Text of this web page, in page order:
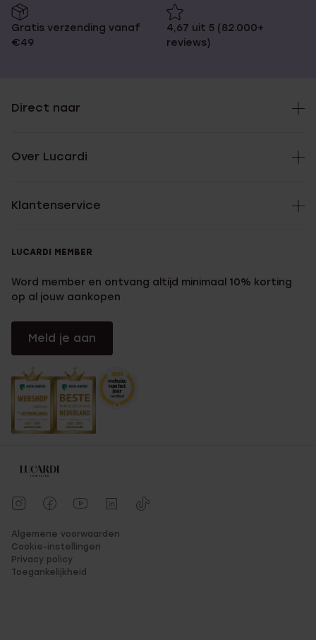
Gratis verzending vanaf
€49
4,67 uit 5 (82.000+
reviews)
Direct naar
Over Lucardi
Klantenservice
LUCARDI MEMBER
Word member en ontvang altijd minimaal 10% korting
op al jouw aankopen
Meld je aan
Algemene voorwaarden
Cookie-instellingen
Privacy policy
Toegankelijkheid